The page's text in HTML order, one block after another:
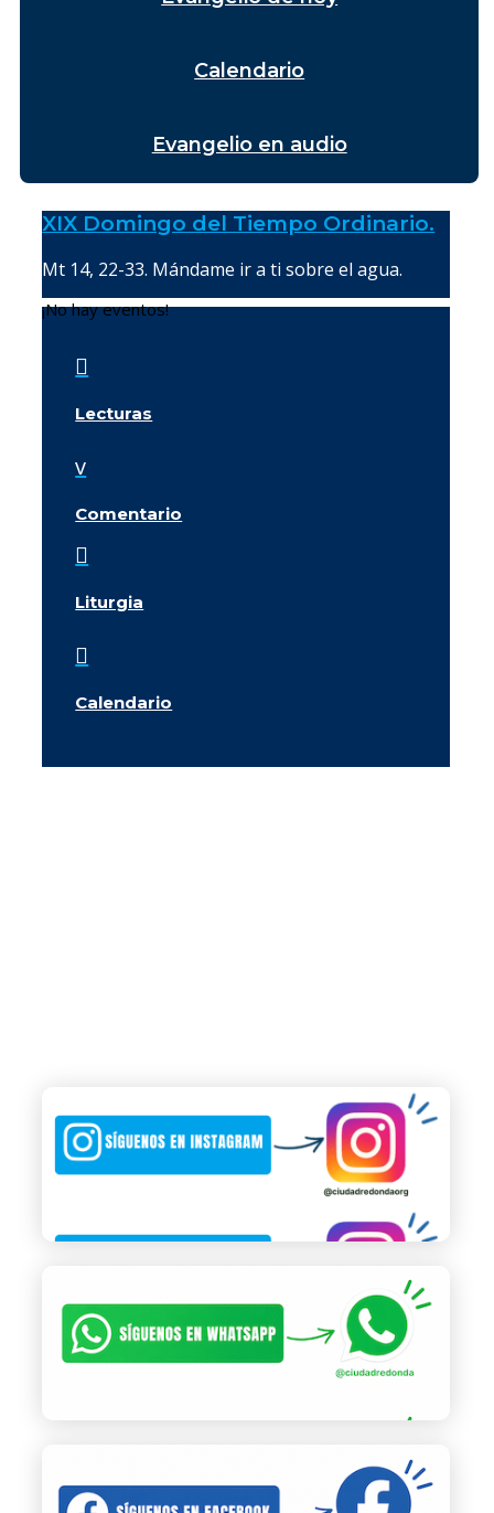
Calendario
Evangelio en audio
XIX Domingo del Tiempo Ordinario.
Mt 14, 22-33. Mándame ir a ti sobre el agua.
¡No hay eventos!

Lecturas
v
Comentario

Liturgia

Calendario